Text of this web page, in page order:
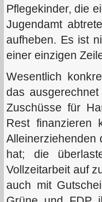
Pflegekinder, die
Jugendamt
aufheben. Es ist
einer einzigen
Wesentlich
das
Zuschüsse für
Rest finanzieren
Alleinerziehenden
hat; die
Vollzeitarbeit auf
auch mit